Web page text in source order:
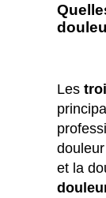
Les
et la